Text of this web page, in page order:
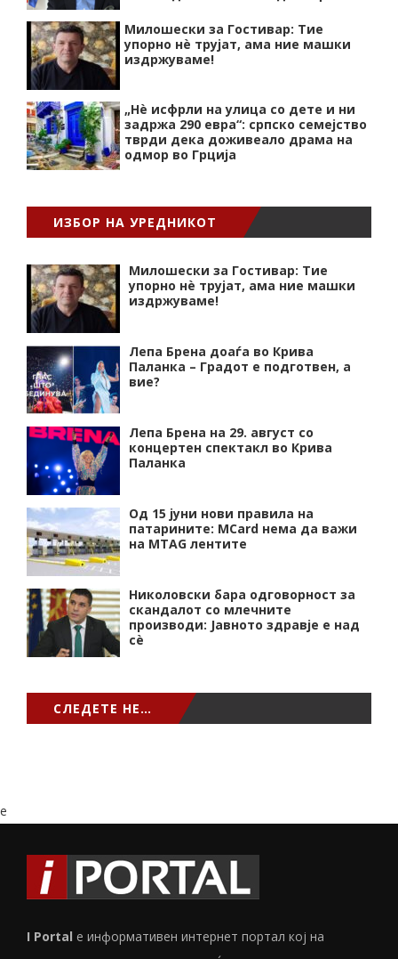
Милошески за Гостивар: Тие
упорно нѐ трујат, ама ние машки
издржуваме!
„Нѐ исфрли на улица со дете и ни
задржа 290 евра“: српско семејство
тврди дека доживеало драма на
одмор во Грција
ИЗБОР НА УРЕДНИКОТ
Милошески за Гостивар: Тие
упорно нѐ трујат, ама ние машки
издржуваме!
Лепа Брена доаѓа во Крива
Паланка – Градот е подготвен, а
вие?
Лепа Брена на 29. август со
концертен спектакл во Крива
Паланка
Од 15 јуни нови правила на
патарините: MCard нема да важи
на MTAG лентите
Николовски бара одговорност за
скандалот со млечните
производи: Јавното здравје е над
сѐ
СЛЕДЕТЕ НЕ…
e
I Portal е информативен интернет портал кој на